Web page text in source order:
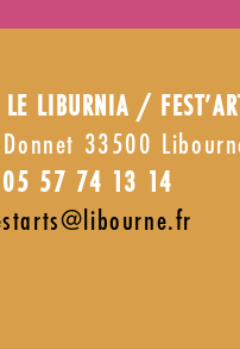
LE LIBURNIA /
33500
05 57 74 13 14